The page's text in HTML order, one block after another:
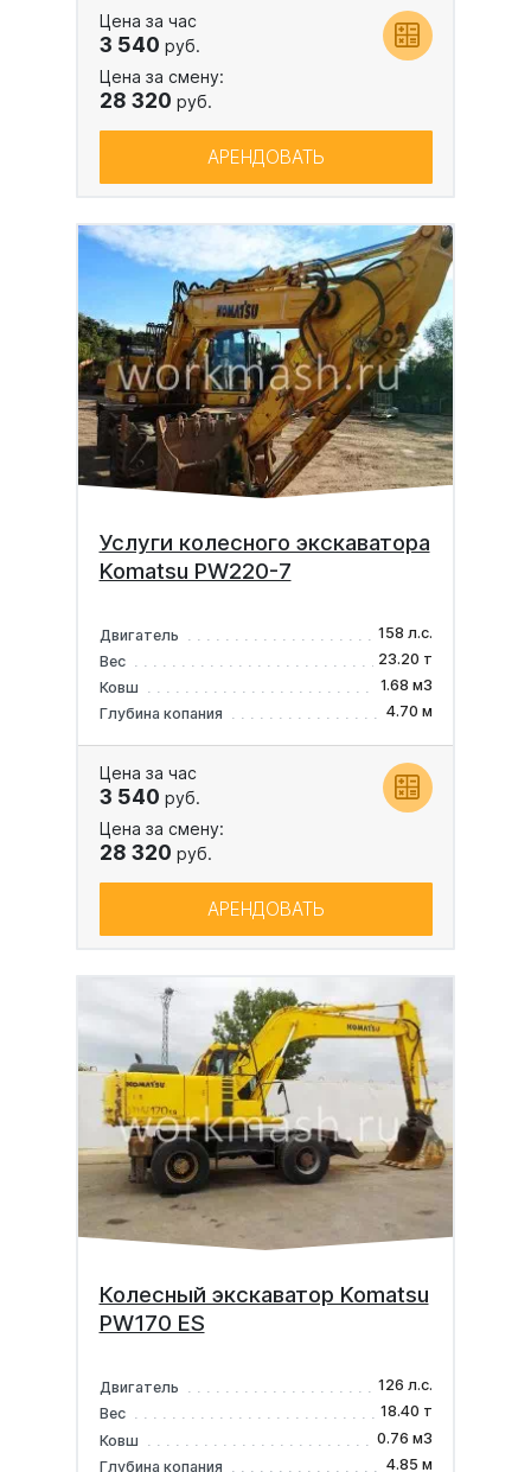
Цена за час
3 540 руб.
Цена за смену:
28 320 руб.
АРЕНДОВАТЬ
Услуги колесного экскаватора
Komatsu PW220-7
Двигатель
158 л.с.
Вес
23.20 т
Ковш
1.68 м3
Глубина копания
4.70 м
Цена за час
3 540 руб.
Цена за смену:
28 320 руб.
АРЕНДОВАТЬ
Колесный экскаватор Komatsu
PW170 ES
Двигатель
126 л.с.
Вес
18.40 т
Ковш
0.76 м3
Глубина копания
4.85 м